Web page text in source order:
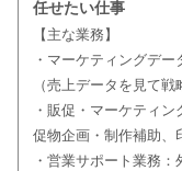
任せたい仕事
【主な業務】
・マーケティングデ
（売上データを見て戦
・販促・マーケティ
促物企画・制作補助、
・営業サポート業務：